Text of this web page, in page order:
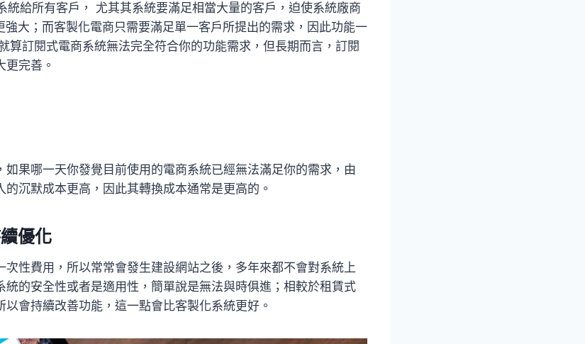
統給所有客戶， 尤其其系統要滿足相當大量的客戶，迫使系統廠商
大；而客製化電商只需要滿足單一客戶所提出的需求，因此功能一
算訂閱式電商系統無法完全符合你的功能需求，但長期而言，訂閱
完善。
果哪一天你發覺目前使用的電商系統已經無法滿足你的需求，由
沉默成本更高，因此其轉換成本通常是更高的。
優化
次性費用，所以常常會發生建設網站之後，多年來都不會對系統上
統的安全性或者是適用性，簡單說是無法與時俱進；相較於租賃式
會持續改善功能，這一點會比客製化系統更好。